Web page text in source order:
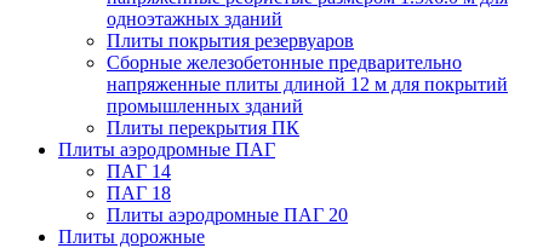
одноэтажных зданий
Плиты покрытия резервуаров
Сборные железобетонные предварительно
напряженные плиты длиной 12 м для покрытий
промышленных зданий
Плиты перекрытия ПК
Плиты аэродромные ПАГ
ПАГ 14
ПАГ 18
Плиты аэродромные ПАГ 20
Плиты дорожные